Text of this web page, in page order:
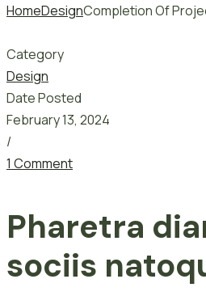
HomeDesignCompletion Of
Category
Design
Date Posted
February 13, 2024
/
1 Comment
Pharetra
sociis